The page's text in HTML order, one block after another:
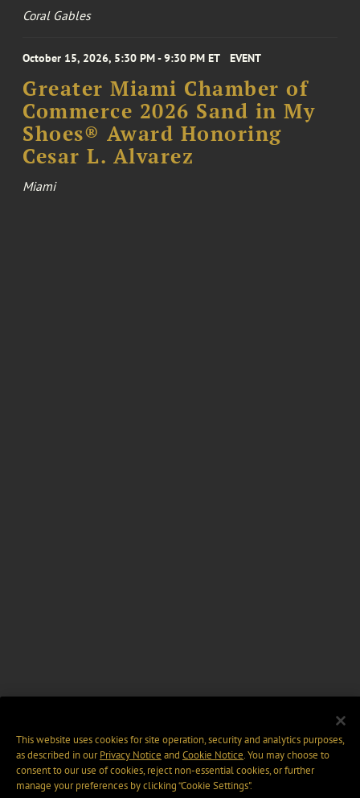
Coral Gables
October 15, 2026, 5:30 PM - 9:30 PM ET EVENT
Greater Miami Chamber of
Commerce 2026 Sand in My
Shoes® Award Honoring
Cesar L. Alvarez
Miami
This website uses cookies for site operation, security and analytics purposes,
as described in ourPrivacy Notice and Cookie Notice. You may choose to
consent to our use of cookies, reject non-essential cookies, or further
manage your preferences by clicking “Cookie Settings".